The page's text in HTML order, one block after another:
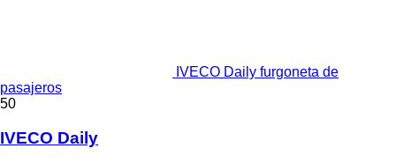
IVECO Daily furgoneta de
pasajeros
50
IVECO Daily